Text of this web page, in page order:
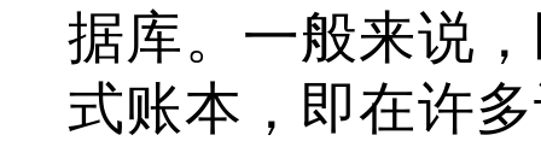
据库。一般来说
式账本，即在许